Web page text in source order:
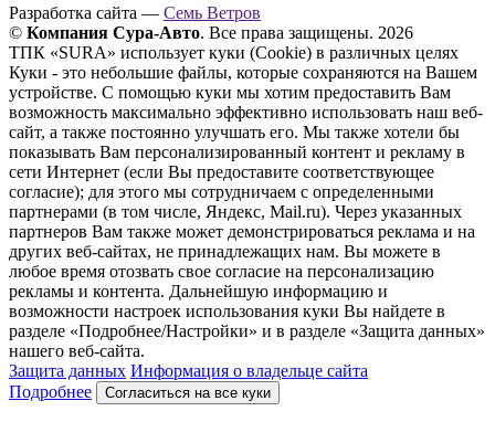
Разработка сайта — Семь Ветров
© Компания Сура-Авто. Все права защищены. 2026
ТПК «SURA» использует куки (Cookie) в различных целях
Куки - это небольшие файлы, которые сохраняются на Вашем
устройстве. С помощью куки мы хотим предоставить Вам
возможность максимально эффективно использовать наш веб-
сайт, а также постоянно улучшать его. Мы также хотели бы
показывать Вам персонализированный контент и рекламу в
сети Интернет (если Вы предоставите соответствующее
согласие); для этого мы сотрудничаем с определенными
партнерами (в том числе, Яндекс, Mail.ru). Через указанных
партнеров Вам также может демонстрироваться реклама и на
других веб-сайтах, не принадлежащих нам. Вы можете в
любое время отозвать свое согласие на персонализацию
рекламы и контента. Дальнейшую информацию и
возможности настроек использования куки Вы найдете в
разделе «Подробнее/Настройки» и в разделе «Защита данных»
нашего веб-сайта.
Защита данных Информация о владельце сайта
Подробнее
Согласиться на все куки